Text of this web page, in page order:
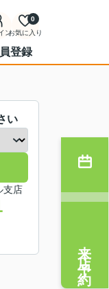
ンお気に入り
0
登録
い
支店
来店予約